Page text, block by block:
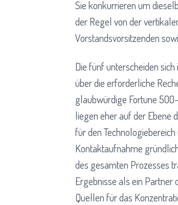
Sie konkurrieren um
der Regel von der
Vorstandsvorsitzenden
Die fünf unterscheiden
über die erforderliche
glaubwürdige Fortune
liegen eher auf der Ebene
für den
Kontaktaufnahme
des gesamten Prozesses
Ergebnisse als ein Partner
Quellen für das